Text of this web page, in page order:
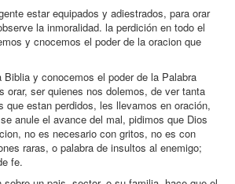
estar equipados y adiestrados, para orar
la inmoralidad. la perdición en todo el
y cnocemos el poder de la oracion que
Biblia y conocemos el poder de la Palabra
orar, ser quienes nos dolemos, de ver tanta
que estan perdidos, les llevamos en oración,
anule el avance del mal, pidimos que Dios
no es necesario con gritos, no es con
raras, o palabra de insultos al enemigo;
fe.